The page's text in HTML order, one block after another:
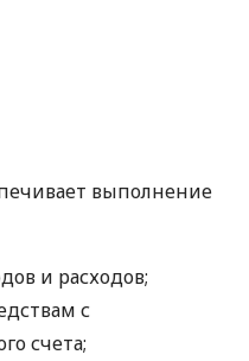
выполнение
и расходов;
с
счета;